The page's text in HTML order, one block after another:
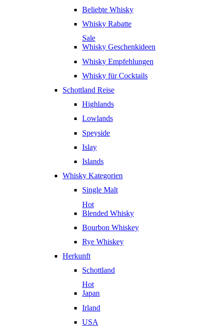
Beliebte Whisky
Whisky Rabatte
Sale
Whisky Geschenkideen
Whisky Empfehlungen
Whisky für Cocktails
Schottland Reise
Highlands
Lowlands
Speyside
Islay
Islands
Whisky Kategorien
Single Malt
Hot
Blended Whisky
Bourbon Whiskey
Rye Whiskey
Herkunft
Schottland
Hot
Japan
Irland
USA